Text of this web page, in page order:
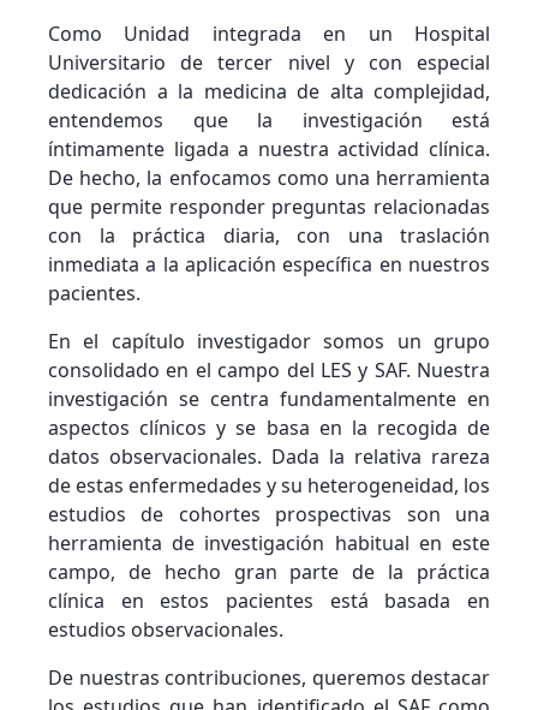
Como Unidad integrada en un Hospital
Universitario de tercer nivel y con especial
dedicación a la medicina de alta complejidad,
entendemos que la investigación está
íntimamente ligada a nuestra actividad clínica.
De hecho, la enfocamos como una herramienta
que permite responder preguntas relacionadas
con la práctica diaria, con una traslación
inmediata a la aplicación específica en nuestros
pacientes.
En el capítulo investigador somos un grupo
consolidado en el campo del LES y SAF. Nuestra
investigación se centra fundamentalmente en
aspectos clínicos y se basa en la recogida de
datos observacionales. Dada la relativa rareza
de estas enfermedades y su heterogeneidad, los
estudios de cohortes prospectivas son una
herramienta de investigación habitual en este
campo, de hecho gran parte de la práctica
clínica en estos pacientes está basada en
estudios observacionales.
De nuestras contribuciones, queremos destacar